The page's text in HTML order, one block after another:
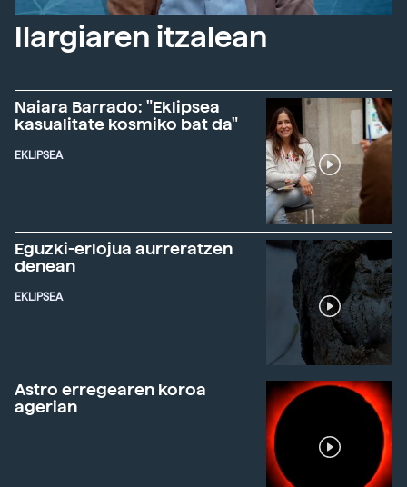
Ilargiaren itzalean
Naiara Barrado: "Eklipsea
kasualitate kosmiko bat da"
EKLIPSEA
Eguzki-erlojua aurreratzen
denean
EKLIPSEA
Astro erregearen koroa
agerian